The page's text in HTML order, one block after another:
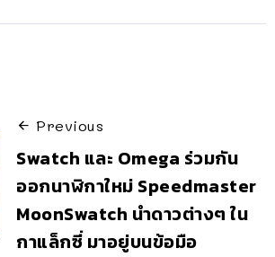
Previous
Swatch และ Omega ร่วมกัน
ออกนาฬิกาใหม่ Speedmaster
MoonSwatch นำดาวต่างๆ ใน
กาแล็กซี่ มาอยู่บนข้อมือ